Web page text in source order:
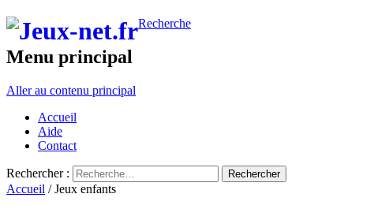
Recherche
Menu principal
Aller au contenu principal
Accueil
Aide
Contact
Rechercher :
Accueil / Jeux enfants